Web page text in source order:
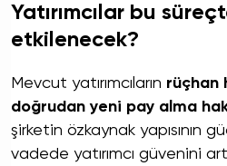
Yatırımcılar bu
etkilenecek?
Mevcut yatırımcıların rüçhan
doğrudan yeni pay alma
şirketin özkaynak yapısının
vadede yatırımcı güvenini